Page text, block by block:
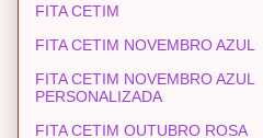
FITA CETIM
FITA CETIM NOVEMBRO AZUL
FITA CETIM NOVEMBRO AZUL
PERSONALIZADA
FITA CETIM OUTUBRO ROSA